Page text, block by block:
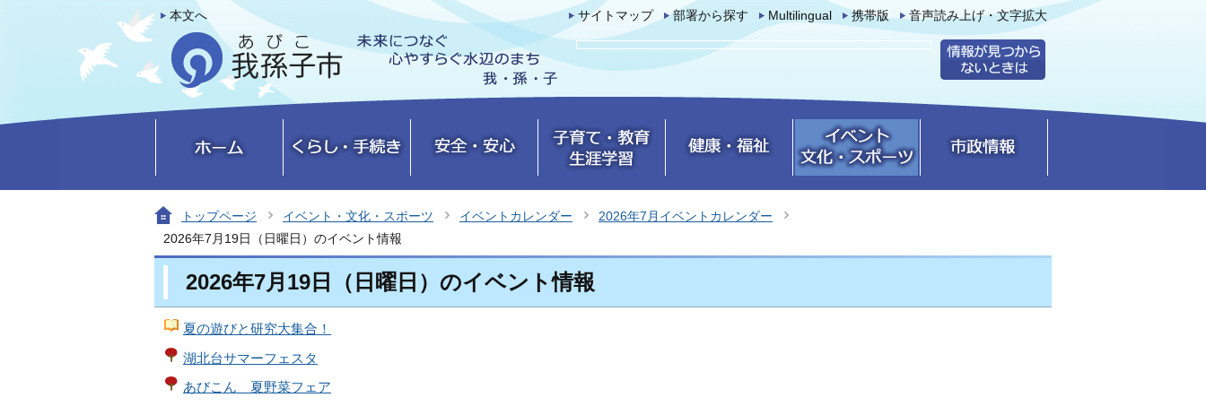
本文へ サイトマップ 部署から探す Multilingual 携帯版 音声読み上げ・文字拡大
トップページ イベント・文化・スポーツ イベントカレンダー
2026年7月イベントカレンダー
2026年7月19日（日曜日）のイベント情報
2026年7月19日（日曜日）のイベント情報
夏の遊びと研究大集合！
湖北台サマーフェスタ
あびこん 夏野菜フェア